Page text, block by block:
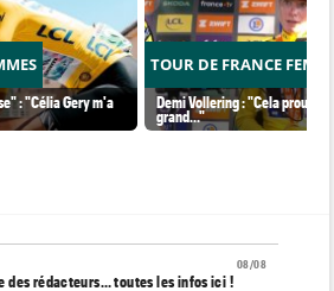
: "Célia Gery m'a
TOUR DE FRANCE
Demi Vollering : "Cela prouve
grand..."
08/08
des rédacteurs… toutes les infos ici !